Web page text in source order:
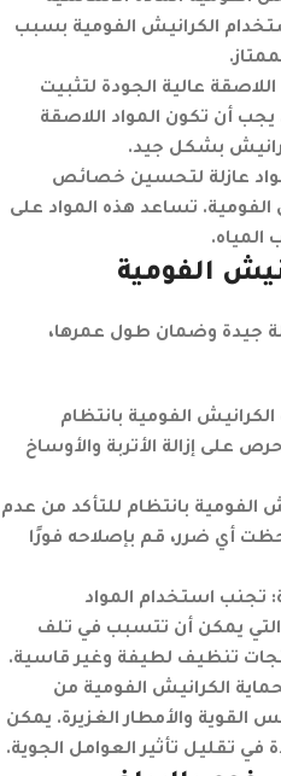
الكرانيش الفومية بسبب
عالية الجودة لتثبيت
أن تكون المواد اللاصقة
بشكل جيد.
عازلة لتحسين خصائص
الفومية. تساعد هذه المواد على
المياه.
الفومية
جيدة وضمان طول عمرها،
الفومية بانتظام
على إزالة الأتربة والأوساخ
بانتظام للتأكد من عدم
أي ضرر، قم بإصلاحه فورًا
: تجنب استخدام المواد
التي يمكن أن تتسبب في تلف
تنظيف لطيفة وغير قاسية.
الكرانيش الفومية من
والأمطار الغزيرة. يمكن
تقليل تأثير العوامل الجوية.